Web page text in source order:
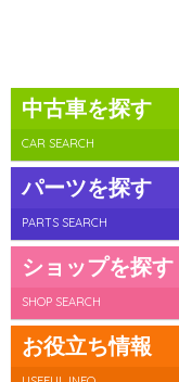
中古車を探す
CAR SEARCH
パーツを探す
PARTS SEARCH
ショップを探す
SHOP SEARCH
お役立ち情報